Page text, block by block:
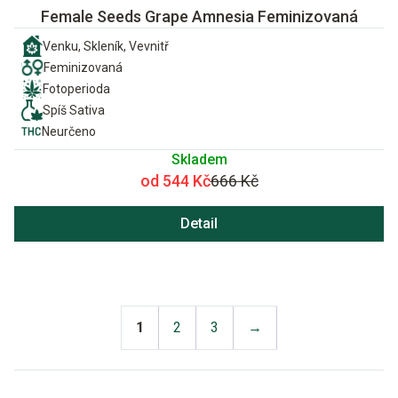
Female Seeds Grape Amnesia Feminizovaná
Venku, Skleník, Vevnitř
Feminizovaná
Fotoperioda
Spíš Sativa
Neurčeno
Skladem
od 544 Kč666 Kč
Detail
1 2 3 →